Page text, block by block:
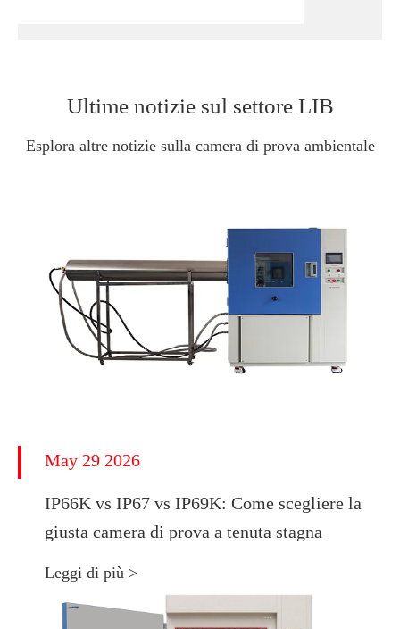
Ultime notizie sul settore LIB
Esplora altre notizie sulla camera di prova ambientale
May 29 2026
IP66K vs IP67 vs IP69K: Come scegliere la
giusta camera di prova a tenuta stagna
Leggi di più >